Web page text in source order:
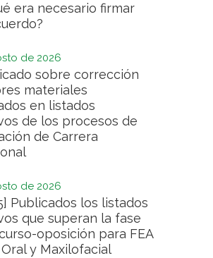
era necesario firmar
de 2026
sobre corrección
materiales
en listados
de los procesos de
de Carrera
de 2026
Publicados los listados
que superan la fase
oposición para FEA
y Maxilofacial